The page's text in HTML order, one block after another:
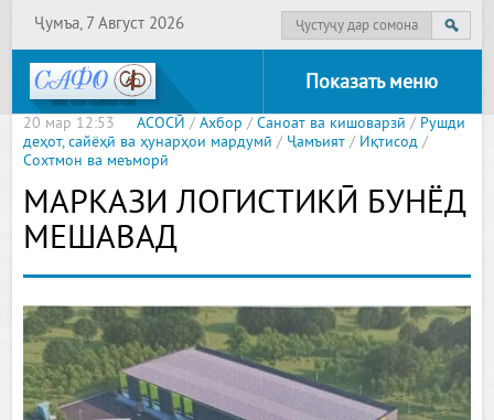
Ҷумъа, 7 Август 2026
Показать меню
20 мар 12:53 АСОСӢ /Ахбор /Саноат ва кишоварзӣ / Рушди
деҳот, сайёҳӣ ва ҳунарҳои мардумӣ / Ҷамъият / Иқтисод /
Сохтмон ва меъморӣ
МАРКАЗИ ЛОГИСТИКӢ БУНЁД
МЕШАВАД